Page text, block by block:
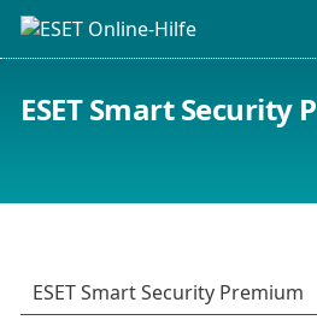
ESET Smart Security